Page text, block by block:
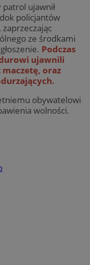
ujawnił
policjantów
ze środkami
Podczas
ujawnili
oraz
obywatelowi
wolności.